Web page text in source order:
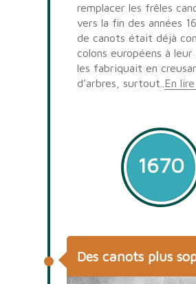
remplacer les frêles
vers la fin des années
de canots était déjà
colons européens à leur
les fabriquait en
d’arbres, surtout.. En
1670
Des canots plus